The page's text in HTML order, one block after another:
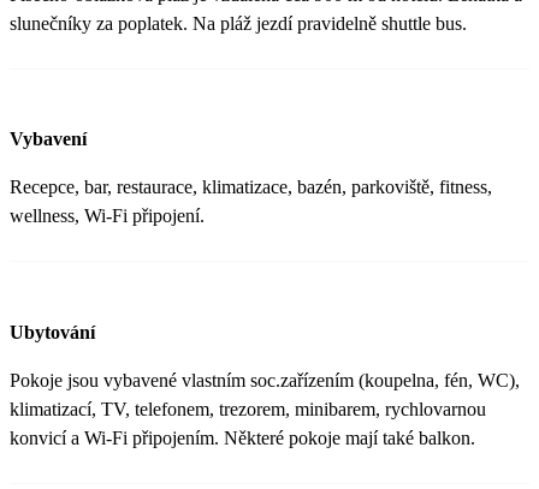
slunečníky za poplatek. Na pláž jezdí pravidelně shuttle bus.
Vybavení
Recepce, bar, restaurace, klimatizace, bazén, parkoviště, fitness,
wellness, Wi-Fi připojení.
Ubytování
Pokoje jsou vybavené vlastním soc.zařízením (koupelna, fén, WC),
klimatizací, TV, telefonem, trezorem, minibarem, rychlovarnou
konvicí a Wi-Fi připojením. Některé pokoje mají také balkon.